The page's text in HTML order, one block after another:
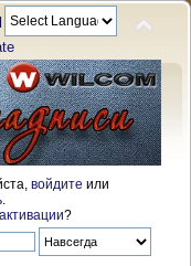
войдите или
?